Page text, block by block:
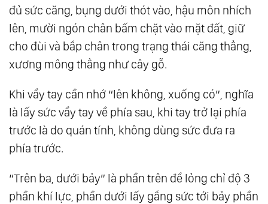
đủ sức căng, bụng dưới thót vào, hậu môn nhích
lên, mười ngón chân bấm chặt vào mặt đất, giữ
cho đùi và bắp chân trong trạng thái căng thẳng,
xương mông thẳng như cây gỗ.
Khi vẩy tay cần nhớ “lên không, xuống có”, nghĩa
là lấy sức vẩy tay về phía sau, khi tay trở lại phía
trước là do quán tính, không dùng sức đưa ra
phía trước.
“Trên ba, dưới bảy” là phần trên để lỏng chỉ độ 3
phần khí lực, phần dưới lấy gắng sức tới bảy phần